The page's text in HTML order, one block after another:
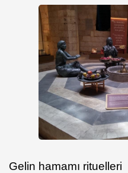
Gelin hamamı rituelleri